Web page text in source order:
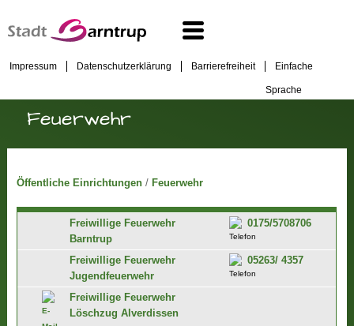
Impressum Datenschutzerklärung Barrierefreiheit Einfache
Sprache
Feuerwehr
Öffentliche Einrichtungen/ Feuerwehr
Freiwillige Feuerwehr
Barntrup
0175/5708706
Freiwillige Feuerwehr
Jugendfeuerwehr
05263/ 4357
Freiwillige Feuerwehr
Löschzug Alverdissen